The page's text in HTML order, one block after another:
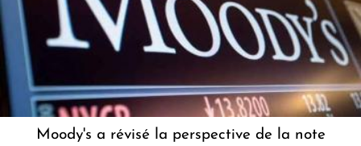
Moody's a révisé la perspective de la note